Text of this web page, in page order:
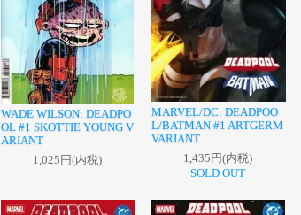
WADE WILSON: DEADPO
OL #1 SKOTTIE YOUNG V
ARIANT
1,025円(内税)
MARVEL/DC: DEADPOO
L/BATMAN #1 ARTGERM
VARIANT
1,435円(内税)
SOLD OUT